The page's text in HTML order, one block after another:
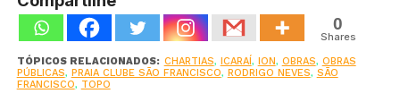
0
Shares
TÓPICOS RELACIONADOS: CHARTIAS, ICARAÍ , ION, OBRAS, OBRAS
PÚBLICAS, PRAIA CLUBE SÃO FRANCISCO, RODRIGO NEVES, SÃO
FRANCISCO, TOPO